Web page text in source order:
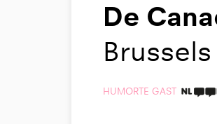
De
HUMORTE GAST 4